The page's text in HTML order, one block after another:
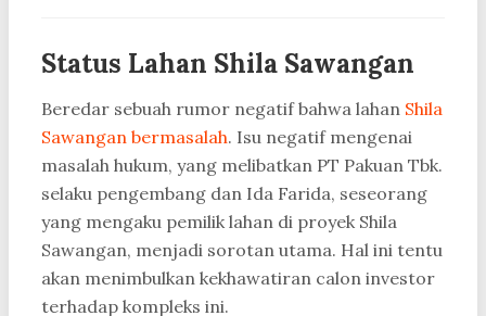
Status Lahan Shila Sawangan
Beredar sebuah rumor negatif bahwa lahan Shila
Sawangan bermasalah. Isu negatif mengenai
masalah hukum, yang melibatkan PT Pakuan Tbk.
selaku pengembang dan Ida Farida, seseorang
yang mengaku pemilik lahan di proyek Shila
Sawangan, menjadi sorotan utama. Hal ini tentu
akan menimbulkan kekhawatiran calon investor
terhadap kompleks ini.